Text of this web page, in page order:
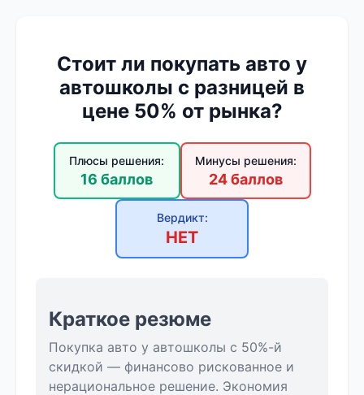
Стоит ли покупать авто у
автошколы с разницей в
цене 50% от рынка?
Плюсы решения:
16 баллов
Минусы решения:
24 баллов
Вердикт:
НЕТ
Краткое резюме
Покупка авто у автошколы с 50%-й
скидкой — финансово рискованное и
нерациональное решение. Экономия